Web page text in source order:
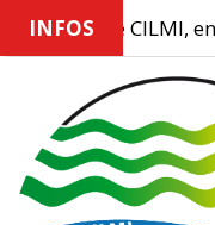
INFOSLe CILMI, en
content